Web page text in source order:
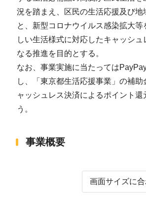
況を踏まえ、区民の生活応援及び地
と、新型コロナウイルス感染拡大等
しい生活様式に対応したキャッシュ
なる推進を目的とする。
なお、事業実施に当たっては
し、「東京都生活応援事業」の補助
ャッシュレス決済によるポイント還
う。
事業概要
画面サイズに